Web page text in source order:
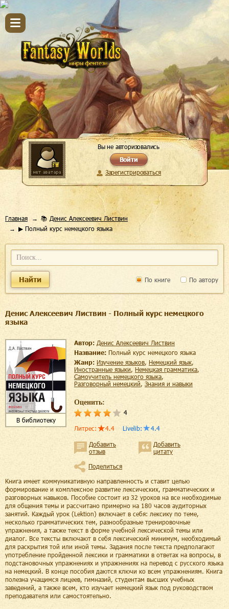
Вы не авторизовались
Войти
Зарегистрироваться
Главная 📚 Денис Алексеевич Листвин
▶ Полный курс немецкого языка
По книге По автору
Найти
Денис Алексеевич Листвин - Полный курс немецкого
языка
В библиотеку
Автор: Денис Алексеевич Листвин
Название: Полный курс немецкого языка
Жанр:
изучение языков, немецкий язык,
иностранные языки, немецкая грамматика,
самоучитель немецкого языка,
разговорный немецкий, знания и навыки
Оценить:
4
Литрес: 4.4 Livelib: 4.4
Добавить
отзыв
Добавить
цитату
Поделиться
Книга имеет коммуникативную направленность и ставит целью
формирование и комплексное развитие лексических, грамматических и
разговорных навыков. Пособие состоит из 32 уроков на все необходимые
для общения темы и рассчитано примерно на 180 часов аудиторных
занятий. Каждый урок (Lektion) включает в себя: лексику по теме,
несколько грамматических тем, разнообразные тренировочные
упражнения, а также текст в форме учебной лексической темы или
диалог. Все тексты включают в себя лексический минимум, необходимый
для раскрытия той или иной темы. Задания после текста предполагают
употребление пройденной лексики и грамматики в ответах на вопросы, в
подстановочных упражнениях и упражнениях на перевод с русского языка
на немецкий. В конце пособия даются ключи ко всем упражнениям. Книга
полезна учащимся лицеев, гимназий, студентам высших учебных
заведений, а также всем, кто изучает немецкий язык под руководством
преподавателя или самостоятельно.